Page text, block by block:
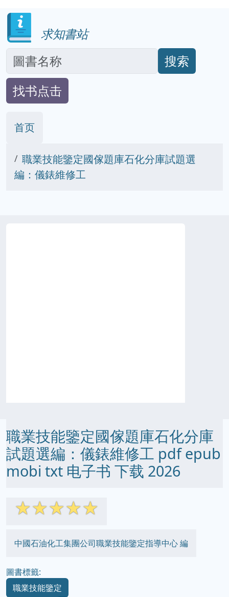
求知書站
搜索
找书点击
首页
職業技能鑒定國傢題庫石化分庫試題選
編：儀錶維修工
職業技能鑒定國傢題庫石化分庫
試題選編：儀錶維修工 pdf epub
mobi txt 电子书 下载 2026
☆☆☆☆☆
中國石油化工集團公司職業技能鑒定指導中心 編
圖書標籤:
職業技能鑒定